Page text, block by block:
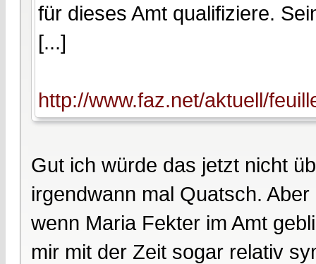
für dieses Amt qualifiziere.
[...]
http://www.faz.net/aktuell/
Gut ich würde das jetzt nicht
irgendwann mal Quatsch.
wenn Maria Fekter im Amt
mir mit der Zeit sogar relativ